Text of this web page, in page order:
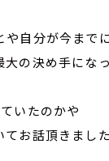
自分が今まで
の決め手にな
いたのかや
お話頂きました